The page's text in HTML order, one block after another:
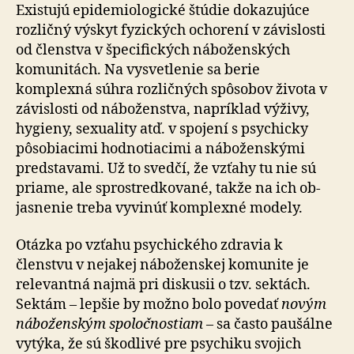
Existujú epidemiologické štúdie dokazujúce
rozličný výskyt fyzických ochorení v závislosti
od členstva v špecifických náboženských
komunitách. Na vysvetlenie sa berie
komplexná súhra rozličných spôsobov života v
závislosti od náboženstva, napríklad výživy,
hygieny, sexuality atď. v spojení s psychicky
pôsobiacimi hod­no­tia­ci­mi a náboženskými
predstavami. Už to svedčí, že vzťahy tu nie sú
priame, ale sprostredkované, takže na ich ob­
jas­ne­nie treba vyvinúť komplexné modely.
Otázka po vzťahu psychického zdravia k
členstvu v ne­ja­kej náboženskej komunite je
relevantná najmä pri dis­ku­sii o tzv. sektách.
Sektám – lepšie by možno bolo povedaťnovým
náboženským spoločnostiam– sa často paušálne
vytýka, že sú škodlivé pre psychiku svojich